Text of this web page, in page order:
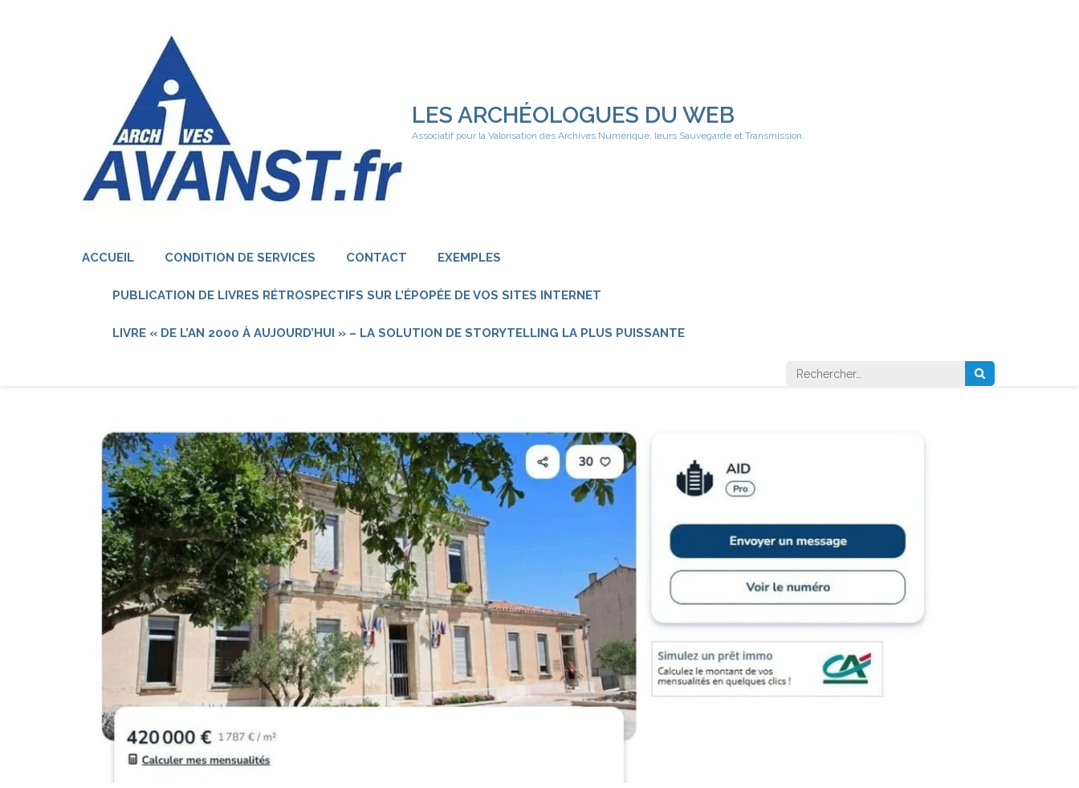
LES ARCHÉOLOGUES DU WEB
Associatif pour la Valorisation des Archives Numérique, leurs Sauvegarde et Transmission.
ACCUEIL CONDITION DE SERVICES CONTACT EXEMPLES
PUBLICATION DE LIVRES RÉTROSPECTIFS SUR L’ÉPOPÉE DE VOS SITES INTERNET
LIVRE « DE L’AN 2000 À AUJOURD’HUI » – LA SOLUTION DE STORYTELLING LA PLUS PUISSANTE
Rechercher :